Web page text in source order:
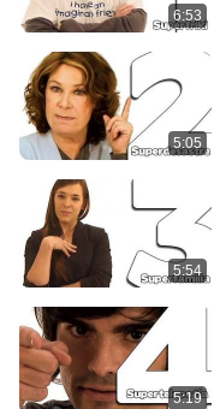
6:53
5:05
5:54
5:19